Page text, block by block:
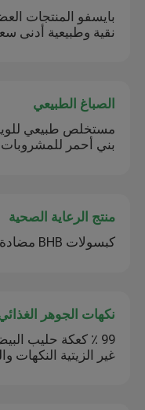
نقية وطبيعية أدنى
الصباغ الطبيعي
مستخلص طبيعي
بني أحمر للمشروبات
منتج الرعاية الصحية
كبسولات BHB مضادة للالتهابات وتعزز الصحة الأيضية
نكهات الجوهر
99 ٪ كعكة حليب
غير الزيتية النكهات